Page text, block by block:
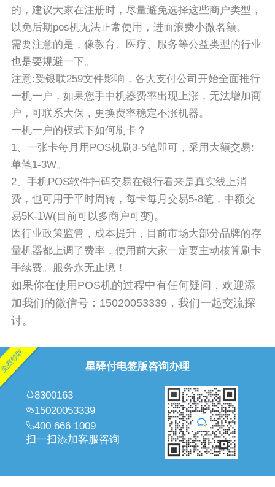
的，建议大家在注册时，尽量避免选择这些商户类型，
以免后期pos机无法正常使用，进而浪费小微名额。
需要注意的是，像教育、医疗、服务等公益类型的行业
也是要规避一下。
注意:受银联259文件影响，各大支付公司开始全面推行
一机一户，如果您手中机器费率出现上涨，无法增加商
户，可联系大保，更换费率稳定不涨机器。
一机一户的模式下如何刷卡？
1、一张卡每月用POS机刷3-5笔即可，采用大额交易:
单笔1-3W。
2、手机POS软件扫码交易在银行看来是真实线上消
费，也可用于平时周转，每卡每月交易5-8笔，中额交
易5K-1W(目前可以多商户可变)。
因行业政策监管，成本提升，目前市场大部分品牌的存
量机器都上调了费率，使用前大家一定要主动核算刷卡
手续费。服务永无止境！
如果你在使用POS机的过程中有任何疑问，欢迎添
加我们的微信号：15020053339，我们一起交流探
讨。
星驿付电签版咨询办理
8300163
15020053339
400 666 1009
扫一扫添加客服咨询